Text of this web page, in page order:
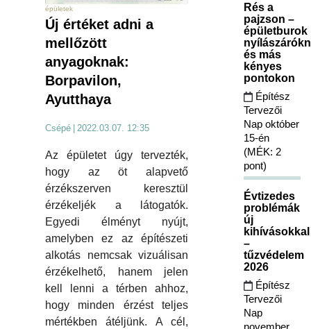
épületek
Új értéket adni a
mellőzött
anyagoknak:
Borpavilon,
Ayutthaya
Csépé 2022.03.07. 12:35
Az épületet úgy tervezték,
hogy az öt alapvető
érzékszerven keresztül
érzékeljék a látogatók.
Egyedi élményt nyújt,
amelyben ez az építészeti
alkotás nemcsak vizuálisan
érzékelhető, hanem jelen
kell lenni a térben ahhoz,
hogy minden érzést teljes
mértékben átéljünk. A cél,
Rés a
pajzson –
épületburok
és más
kényes
pontokon
Építész
Tervezői
Nap október
15-én
(MÉK: 2
pont)
Évtizedes
problémák
új
kihívásokkal
–
tűzvédelem
2026
Építész
Tervezői
Nap
november